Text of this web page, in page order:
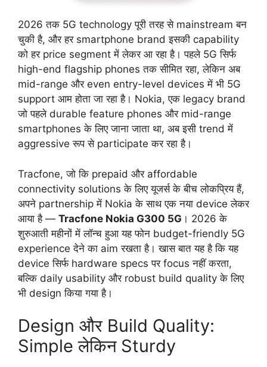
2026 तक 5G technology पूरी तरह से mainstream बन
चुकी है, और हर smartphone brand इसकी capability
को हर price segment में लेकर आ रहा है। पहले 5G सिर्फ
high-end flagship phones तक सीमित रहा, लेकिन अब
mid-range और even entry-level devices में भी 5G
support आम होता जा रहा है। Nokia, एक legacy brand
जो पहले durable feature phones और mid-range
smartphones के लिए जाना जाता था, अब इसी trend में
aggressive रूप से participate कर रहा है।
Tracfone, जो कि prepaid और affordable
connectivity solutions के लिए यूजर्स के बीच लोकप्रिय हैं,
अपने partnership में Nokia के साथ एक नया device लेकर
आया है — Tracfone Nokia G300 5G । 2026 के
शुरुआती महीनों में लॉन्च हुआ यह फोन budget-friendly 5G
experience देने का aim रखता है। खास बात यह है कि यह
device सिर्फ hardware specs पर focus नहीं करता,
बल्कि daily usability और robust build quality के लिए
भी design किया गया है।
Design और Build Quality:
Simple लेकिन Sturdy